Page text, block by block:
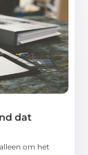
dat
om het